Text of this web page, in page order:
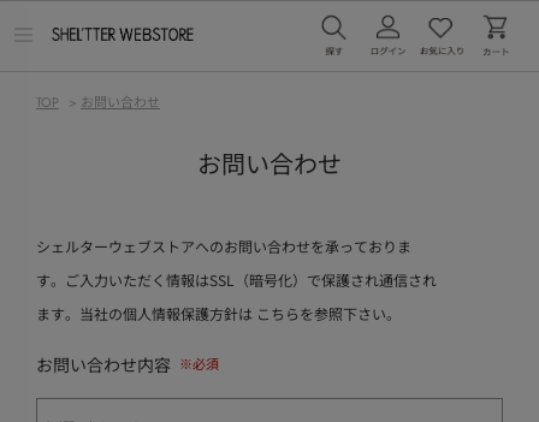
TOP > お問い合わせ
お問い合わせ
シェルターウェブストアへのお問い合わせを承っておりま
す。ご入力いただく情報はSSL（暗号化）で保護され通信され
ます。当社の個人情報保護方針は こちらを参照下さい。
お問い合わせ内容